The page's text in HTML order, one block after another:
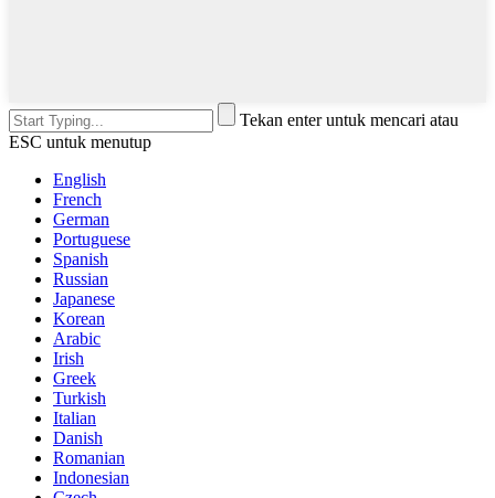
Tekan enter untuk mencari atau
ESC untuk menutup
English
French
German
Portuguese
Spanish
Russian
Japanese
Korean
Arabic
Irish
Greek
Turkish
Italian
Danish
Romanian
Indonesian